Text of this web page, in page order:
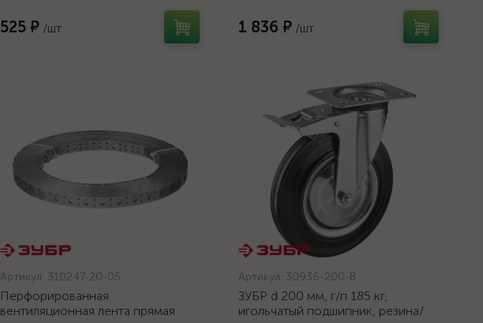
525 ₽ /шт 1 836 ₽ /шт
Артикул: 310247-20-05
Перфорированная
вентиляционная лента прямая
Артикул: 30936-200-B
ЗУБР d 200 мм, г/п 185 кг,
игольчатый подшипник, резина/